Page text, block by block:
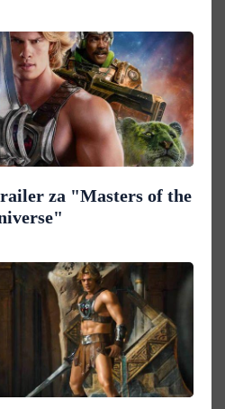
za "Masters of the